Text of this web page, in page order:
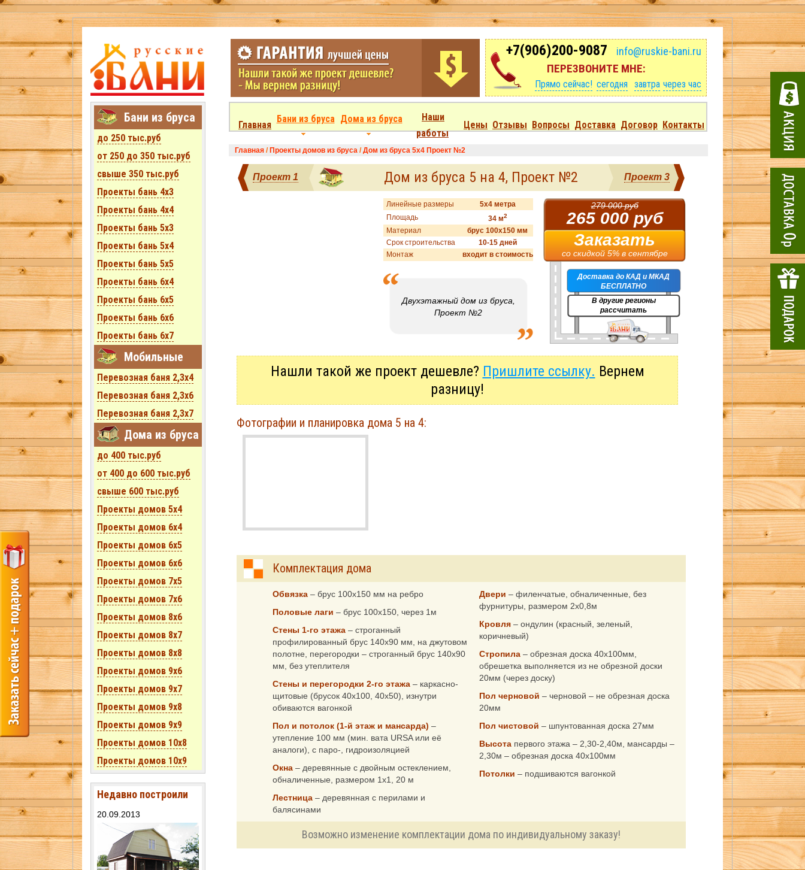
Бани из бруса
до 250 тыс.руб
от 250 до 350 тыс.руб
свыше 350 тыс.руб
Проекты бань 4x3
Проекты бань 4x4
Проекты бань 5x3
Проекты бань 5x4
Проекты бань 5x5
Проекты бань 6x4
Проекты бань 6x5
Проекты бань 6x6
Проекты бань 6x7
Мобильные
Перевозная баня 2,3х4
Перевозная баня 2,3х6
Перевозная баня 2,3х7
Дома из бруса
до 400 тыс.руб
от 400 до 600 тыс.руб
свыше 600 тыс.руб
Проекты домов 5x4
Проекты домов 6x4
Проекты домов 6x5
Проекты домов 6x6
Проекты домов 7x5
Проекты домов 7x6
Проекты домов 8x6
Проекты домов 8x7
Проекты домов 8x8
Проекты домов 9x6
Проекты домов 9x7
Проекты домов 9x8
Проекты домов 9x9
Проекты домов 10x8
Проекты домов 10x9
Недавно построили
20.09.2013
+7(906)200-9087 info@ruskie-bani.ru
ПЕРЕЗВОНИТЕ МНЕ:
Прямо сейчас! сегодня завтра через час
Главная
Бани из бруса Дома из бруса
Наши
работы
Цены Отзывы Вопросы Доставка Договор Контакты
Главная / Проекты домов из бруса /Дом из бруса 5x4 Проект №2
Проект 1 Дом из бруса 5 на 4, Проект №2 Проект 3
Линейные размеры
5x4 метра
Площадь
34 м2
Материал
брус 100x150 мм
Срок строительства
10-15 дней
Монтаж
входит в стоимость
Двухэтажный дом из бруса,
Проект №2
279 000 руб
265 000 руб
Заказать
со скидкой 5% в сентябре
Доставка до КАД и МКАД
БЕСПЛАТНО
В другие регионы
рассчитать
Нашли такой же проект дешевле? Пришлите ссылку. Вернем
разницу!
Фотографии и планировка дома 5 на 4:
Комплектация дома
Обвязка – брус 100х150 мм на ребро
Половые лаги – брус 100х150, через 1м
Стены 1-го этажа – строганный
профилированный брус 140х90 мм, на джутовом
полотне, перегородки – строганный брус 140х90
мм, без утеплителя
Стены и перегородки 2-го этажа – каркасно-
щитовые (брусок 40х100, 40х50), изнутри
обиваются вагонкой
Пол и потолок (1-й этаж и мансарда) –
утепление 100 мм (мин. вата URSA или её
аналоги), с паро-, гидроизоляцией
Окна – деревянные с двойным остеклением,
обналиченные, размером 1х1, 20 м
Лестница – деревянная с перилами и
балясинами
Двери – филенчатые, обналиченные, без
фурнитуры, размером 2х0,8м
Кровля – ондулин (красный, зеленый,
коричневый)
Стропила – обрезная доска 40х100мм,
обрешетка выполняется из не обрезной доски
20мм (через доску)
Пол черновой – черновой – не обрезная доска
20мм
Пол чистовой – шпунтованная доска 27мм
Высота первого этажа – 2,30-2,40м, мансарды –
2,30м – обрезная доска 40х100мм
Потолки – подшиваются вагонкой
Возможно изменение комплектации дома по индивидуальному заказу!